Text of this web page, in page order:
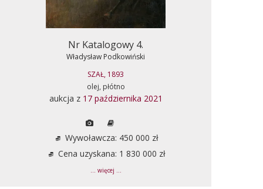
Nr Katalogowy 4.
Władysław Podkowiński
SZAŁ, 1893
olej, płótno
aukcja z 17 października 2021
Wywoławcza: 450 000 zł
Cena uzyskana: 1 830 000 zł
... więcej ...